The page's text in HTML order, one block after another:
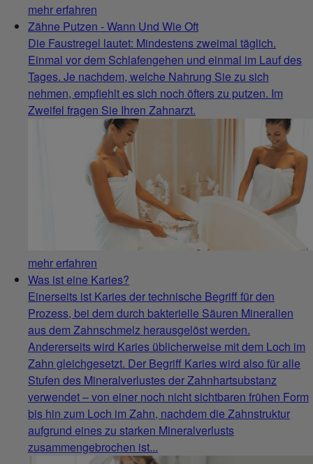
mehr erfahren
Zähne Putzen - Wann Und Wie Oft
Die Faustregel lautet: Mindestens zweimal täglich.
Einmal vor dem Schlafengehen und einmal im Lauf des
Tages. Je nachdem, welche Nahrung Sie zu sich
nehmen, empfiehlt es sich noch öfters zu putzen. Im
Zweifel fragen Sie Ihren Zahnarzt.
mehr erfahren
Was ist eine Karies?
Einerseits ist Karies der technische Begriff für den
Prozess, bei dem durch bakterielle Säuren Mineralien
aus dem Zahnschmelz herausgelöst werden.
Andererseits wird Karies üblicherweise mit dem Loch im
Zahn gleichgesetzt. Der Begriff Karies wird also für alle
Stufen des Mineralverlustes der Zahnhartsubstanz
verwendet – von einer noch nicht sichtbaren frühen Form
bis hin zum Loch im Zahn, nachdem die Zahnstruktur
aufgrund eines zu starken Mineralverlusts
zusammengebrochen ist...